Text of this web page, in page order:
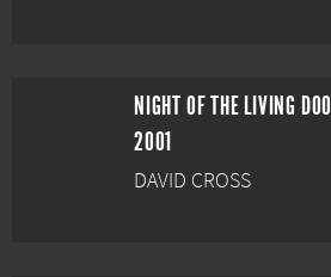
NIGHT OF THE LIVING DOO
2001
DAVID CROSS